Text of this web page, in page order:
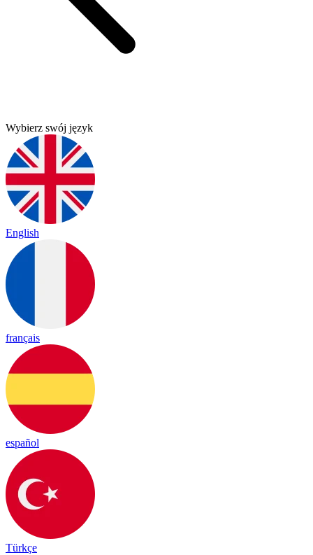
Wybierz swój język
English
français
español
Türkçe